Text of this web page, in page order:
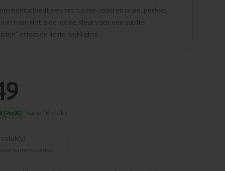
henna biedt een tint tussen rood en bruin, perfect
haar. Het is de ideale kleur voor een subtiel
effect en lichte highlights.
(-10%) vanaf 6 stuks
1 stuk(s)